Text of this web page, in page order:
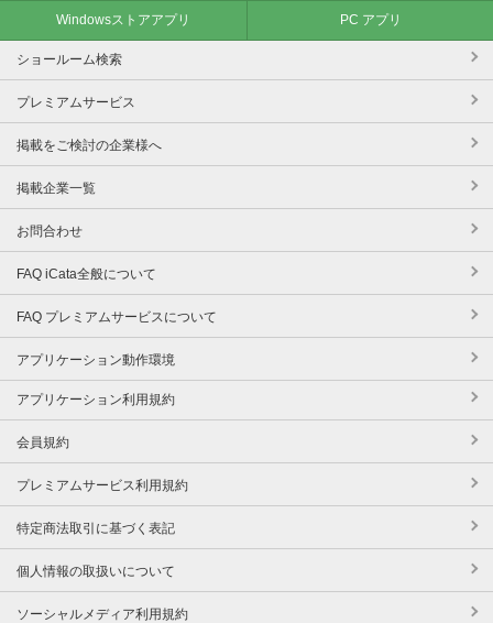
Windowsストアアプリ PC アプリ
ショールーム検索
プレミアムサービス
掲載をご検討の企業様へ
掲載企業一覧
お問合わせ
FAQ iCata全般について
FAQ プレミアムサービスについて
アプリケーション動作環境
アプリケーション利用規約
会員規約
プレミアムサービス利用規約
特定商法取引に基づく表記
個人情報の取扱いについて
ソーシャルメディア利用規約